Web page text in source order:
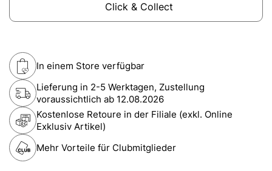
Click & Collect
In einem Store verfügbar
Lieferung in 2-5 Werktagen, Zustellung
voraussichtlich ab 12.08.2026
Kostenlose Retoure in der Filiale (exkl. Online
Exklusiv Artikel)
Mehr Vorteile für Clubmitglieder